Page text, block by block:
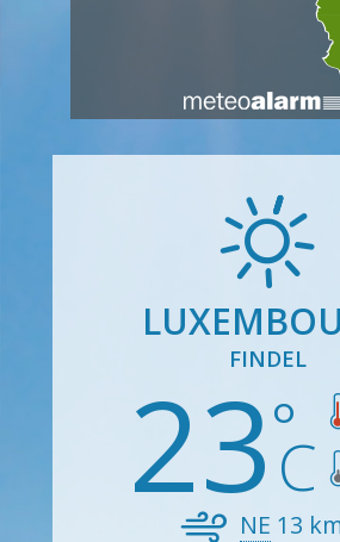
FINDEL
23
NE 13